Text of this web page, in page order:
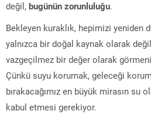
değil, bugünün zorunluluğu.
Bekleyen kuraklık, hepimizi yeniden
yalnızca bir doğal kaynak olarak
vazgeçilmez bir değer olarak
Çünkü suyu korumak, geleceği
bırakacağımız en büyük mirasın su
kabul etmesi gerekiyor.